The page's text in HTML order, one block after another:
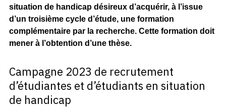
situation de handicap désireux d’acquérir, à l’issue
d’un troisième cycle d’étude, une formation
complémentaire par la recherche. Cette formation doit
mener à l’obtention d’une thèse.
Campagne 2023 de recrutement
d’étudiantes et d’étudiants en situation
de handicap